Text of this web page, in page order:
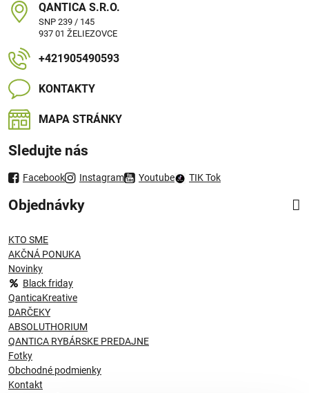
QANTICA S​.R​.O​.
SNP 239 / 145
937 01 ŽELIEZOVCE
+421905490593
KONTAKTY
MAPA STRÁNKY
Sledujte nás
Facebook Instagram Youtube TIK Tok
Objednávky
KTO SME
AKČNÁ PONUKA
Novinky
Black friday
QanticaKreative
DARČEKY
ABSOLUTHORIUM
QANTICA RYBÁRSKE PREDAJNE
Fotky
Obchodné podmienky
Kontakt